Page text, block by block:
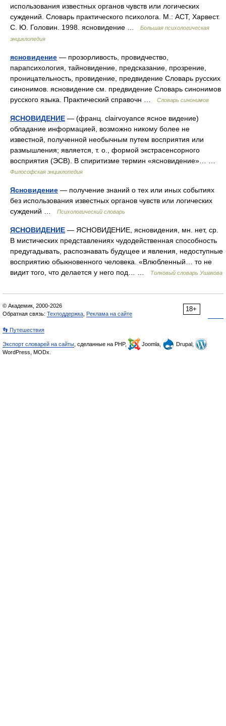
использования известных органов чувств или логических
суждений. Словарь практического психолога. М.: АСТ, Харвест.
С. Ю. Головин. 1998. ясновидение …
Большая психологическая
энциклопедия
ясновидение — прозорливость, провидчество,
парапсихология, тайновидение, предсказание, прозрение,
проницательность, провидение, предвидение Словарь русских
синонимов. ясновидение см. предвидение Словарь синонимов
русского языка. Практический справочн …
Словарь синонимов
ЯСНОВИДЕНИЕ — (франц. clairvoyance ясное видение)
обладание информацией, возможно никому более не
известной, полученной необычным путем восприятия или
размышления; является, т. о., формой экстрасенсорного
восприятия (ЭСВ). В спиритизме термин «ясновидение»… …
Философская энциклопедия
Ясновидение — получение знаний о тех или иных событиях
без использования известных органов чувств или логических
суждений …
Психологический словарь
ЯСНОВИДЕНИЕ — ЯСНОВИДЕНИЕ, ясновидения, мн. нет, ср.
В мистических представлениях чудодейственная способность
предугадывать, распознавать будущее и явления, недоступные
восприятию обыкновенного человека. «Влюбленный… то не
видит того, что делается у него под… …
Толковый словарь Ушакова
18+
© Академик, 2000-2026
Обратная связь: Техподдержка Реклама на сайте
👣 Путешествия
Экспорт словарей на сайты , сделанные на PHP, Joomla,
Drupal,
WordPress, MODx.